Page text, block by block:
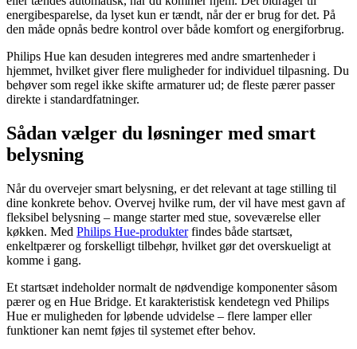
energibesparelse, da lyset kun er tændt, når der er brug for det. På
den måde opnås bedre kontrol over både komfort og energiforbrug.
Philips Hue kan desuden integreres med andre smartenheder i
hjemmet, hvilket giver flere muligheder for individuel tilpasning. Du
behøver som regel ikke skifte armaturer ud; de fleste pærer passer
direkte i standardfatninger.
Sådan vælger du løsninger med smart
belysning
Når du overvejer smart belysning, er det relevant at tage stilling til
dine konkrete behov. Overvej hvilke rum, der vil have mest gavn af
fleksibel belysning – mange starter med stue, soveværelse eller
køkken. Med Philips Hue-produkterfindes både startsæt,
enkeltpærer og forskelligt tilbehør, hvilket gør det overskueligt at
komme i gang.
Et startsæt indeholder normalt de nødvendige komponenter såsom
pærer og en Hue Bridge. Et karakteristisk kendetegn ved Philips
Hue er muligheden for løbende udvidelse – flere lamper eller
funktioner kan nemt føjes til systemet efter behov.